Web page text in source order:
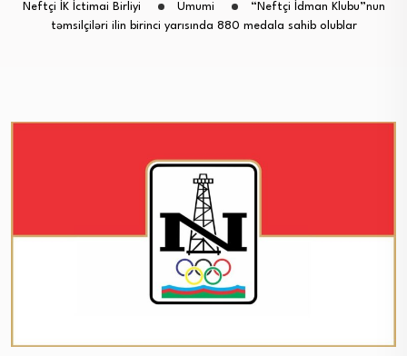
Neftçi İK İctimai Birliyi Ümumi
“Neftçi İdman Klubu”nun
təmsilçiləri ilin birinci yarısında 880 medala sahib olublar